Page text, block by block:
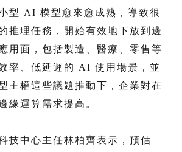
型 AI 模型愈來愈成熟，導致很
推理任務，開始有效地下放到邊
用面，包括製造、醫療、零售等
率、低延遲的 AI 使用場景，並
主權這些議題推動下，企業對在
緣運算需求提高。
技中心主任林柏齊表示，預估